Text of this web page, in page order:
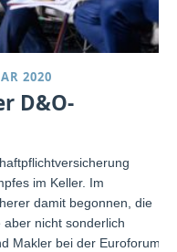
2020
D&O-
im Keller. Im
damit begonnen, die
nicht sonderlich
Makler bei der Euroforum-